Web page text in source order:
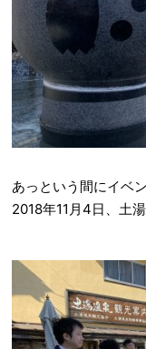
あっという間にイベ
2018年11月4日、土